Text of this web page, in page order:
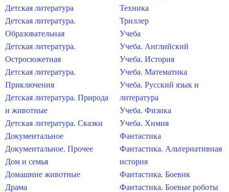
Детская литература
Детская литература.
Образовательная
Детская литература.
Остросюжетная
Детская литература.
Приключения
Детская литература. Природа
и животные
Детская литература. Сказки
Документальное
Документальное. Прочее
Дом и семья
Домашние животные
Драма
Техника
Триллер
Учеба
Учеба. Английский
Учеба. История
Учеба. Математика
Учеба. Русский язык и
литература
Учеба. Физика
Учеба. Химия
Фантастика
Фантастика. Альтернативная
история
Фантастика. Боевик
Фантастика. Боевые роботы